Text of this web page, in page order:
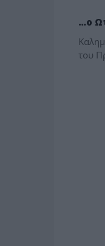
…ο
του